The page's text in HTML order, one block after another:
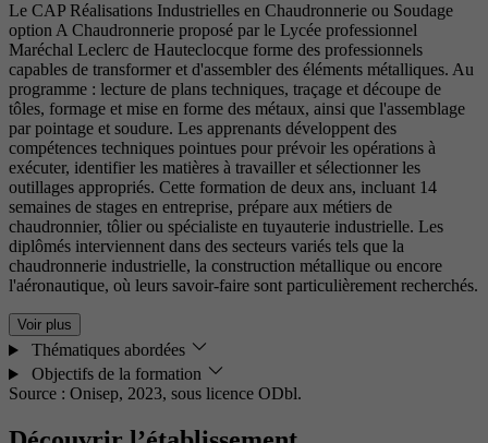
Le CAP Réalisations Industrielles en Chaudronnerie ou Soudage
option A Chaudronnerie proposé par le Lycée professionnel
Maréchal Leclerc de Hauteclocque forme des professionnels
capables de transformer et d'assembler des éléments métalliques. Au
programme : lecture de plans techniques, traçage et découpe de
tôles, formage et mise en forme des métaux, ainsi que l'assemblage
par pointage et soudure. Les apprenants développent des
compétences techniques pointues pour prévoir les opérations à
exécuter, identifier les matières à travailler et sélectionner les
outillages appropriés. Cette formation de deux ans, incluant 14
semaines de stages en entreprise, prépare aux métiers de
chaudronnier, tôlier ou spécialiste en tuyauterie industrielle. Les
diplômés interviennent dans des secteurs variés tels que la
chaudronnerie industrielle, la construction métallique ou encore
l'aéronautique, où leurs savoir-faire sont particulièrement recherchés.
Voir plus
Thématiques abordées
Objectifs de la formation
Source : Onisep, 2023, sous licence ODbl.